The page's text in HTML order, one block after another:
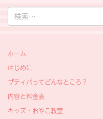
検
索:
ホーム
はじめに
プティパってどんなところ？
内容と料金表
キッズ・おやこ教室